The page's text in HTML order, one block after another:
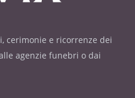
cerimonie e ricorrenze dei
agenzie funebri o dai